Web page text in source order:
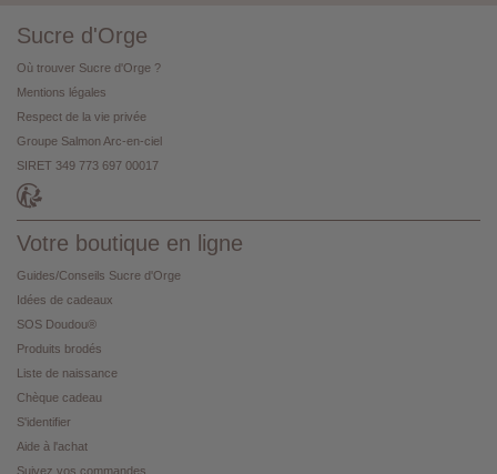
Sucre d'Orge
Où trouver Sucre d'Orge ?
Mentions légales
Respect de la vie privée
Groupe Salmon Arc-en-ciel
SIRET 349 773 697 00017
Votre boutique en ligne
Guides/Conseils Sucre d'Orge
Idées de cadeaux
SOS Doudou®
Produits brodés
Liste de naissance
Chèque cadeau
S'identifier
Aide à l'achat
Suivez vos commandes